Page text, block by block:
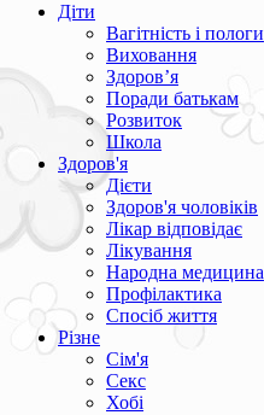
Діти
Вагітність і пологи
Виховання
Здоров’я
Поради батькам
Розвиток
Школа
Здоров'я
Дієти
Здоров'я чоловіків
Лікар відповідає
Лікування
Народна медицина
Профілактика
Спосіб життя
Різне
Сім'я
Секс
Хобі